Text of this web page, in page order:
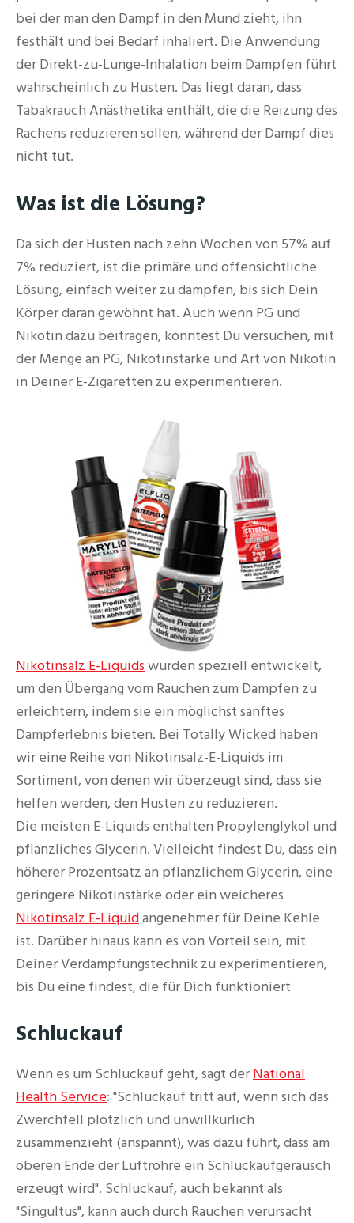
bei der man den Dampf in den Mund zieht, ihn
festhält und bei Bedarf inhaliert. Die Anwendung
der Direkt-zu-Lunge-Inhalation beim Dampfen führt
wahrscheinlich zu Husten. Das liegt daran, dass
Tabakrauch Anästhetika enthält, die die Reizung des
Rachens reduzieren sollen, während der Dampf dies
nicht tut.
Was ist die Lösung?
Da sich der Husten nach zehn Wochen von 57% auf
7% reduziert, ist die primäre und offensichtliche
Lösung, einfach weiter zu dampfen, bis sich Dein
Körper daran gewöhnt hat. Auch wenn PG und
Nikotin dazu beitragen, könntest Du versuchen, mit
der Menge an PG, Nikotinstärke und Art von Nikotin
in Deiner E-Zigaretten zu experimentieren.
Nikotinsalz E-Liquids wurden speziell entwickelt,
um den Übergang vom Rauchen zum Dampfen zu
erleichtern, indem sie ein möglichst sanftes
Dampferlebnis bieten. Bei Totally Wicked haben
wir eine Reihe von Nikotinsalz-E-Liquids im
Sortiment, von denen wir überzeugt sind, dass sie
helfen werden, den Husten zu reduzieren.
Die meisten E-Liquids enthalten Propylenglykol und
pflanzliches Glycerin. Vielleicht findest Du, dass ein
höherer Prozentsatz an pflanzlichem Glycerin, eine
geringere Nikotinstärke oder ein weicheres
Nikotinsalz E-Liquidangenehmer für Deine Kehle
ist. Darüber hinaus kann es von Vorteil sein, mit
Deiner Verdampfungstechnik zu experimentieren,
bis Du eine findest, die für Dich funktioniert
Schluckauf
Wenn es um Schluckauf geht, sagt derNational
Health Service: "Schluckauf tritt auf, wenn sich das
Zwerchfell plötzlich und unwillkürlich
zusammenzieht (anspannt), was dazu führt, dass am
oberen Ende der Luftröhre ein Schluckaufgeräusch
erzeugt wird". Schluckauf, auch bekannt als
"Singultus", kann auch durch Rauchen verursacht